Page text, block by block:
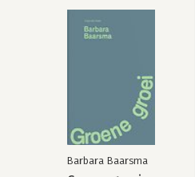
De kleine
ezelsbruggetjes
Barbara Baarsma